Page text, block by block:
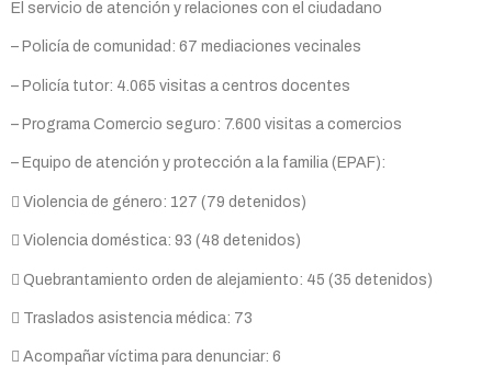
El servicio de atención y relaciones con el ciudadano
– Policía de comunidad: 67 mediaciones vecinales
– Policía tutor: 4.065 visitas a centros docentes
– Programa Comercio seguro: 7.600 visitas a comercios
– Equipo de atención y protección a la familia (EPAF):
 Violencia de género: 127 (79 detenidos)
 Violencia doméstica: 93 (48 detenidos)
 Quebrantamiento orden de alejamiento: 45 (35 detenidos)
 Traslados asistencia médica: 73
 Acompañar víctima para denunciar: 6